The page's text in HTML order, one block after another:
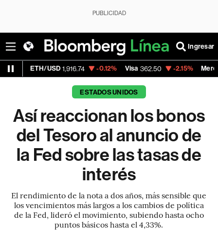
PUBLICIDAD
Ingresar
1,916.74 -0.12% Visa 362.50 -2.15% MercadoLibre
ESTADOS UNIDOS
Así reaccionan los bonos
del Tesoro al anuncio de
la Fed sobre las tasas de
interés
El rendimiento de la nota a dos años, más sensible que
los vencimientos más largos a los cambios de política
de la Fed, lideró el movimiento, subiendo hasta ocho
puntos básicos hasta el 4,33%.